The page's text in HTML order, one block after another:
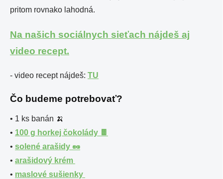
pritom rovnako lahodná.
Na našich sociálnych sieťach nájdeš aj
video recept.
- video recept nájdeš: TU
Čo budeme potrebovať?
• 1 ks banán 🍌
• 100 g horkej čokolády 🍫
• solené arašidy 🥜
• arašidový krém
• maslové sušienky